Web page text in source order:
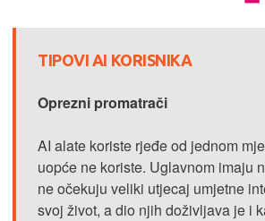
TIPOVI AI KORISNIKA
Oprezni promatrači
AI alate koriste rjeđe od jednom
uopće ne koriste. Uglavnom imaju
ne očekuju veliki utjecaj umjetne
svoj život, a dio njih doživljava je i